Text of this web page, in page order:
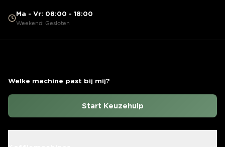
Ma - Vr: 08:00 - 18:00
Weekend: Gesloten
Welke machine past bij mij?
Start Keuzehulp